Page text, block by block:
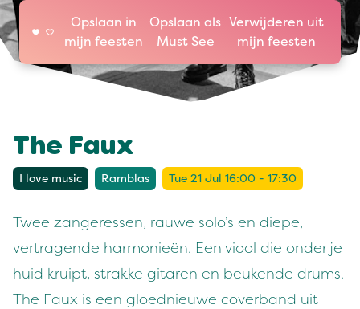
Opslaan in
mijn feesten
Opslaan als
Must See
Verwijderen uit
mijn feesten
The Faux
I love music Ramblas Tue 21 Jul 16:00 - 17:30
Twee zangeressen, rauwe solo’s en diepe,
vertragende harmonieën. Een viool die onder je
huid kruipt, strakke gitaren en beukende drums.
The Faux is een gloednieuwe coverband uit